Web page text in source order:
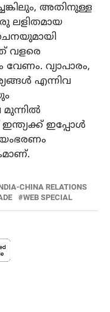
അതിനുള്ള
ലളിതമായ
വളരെ
വ്യാപാരം,
എന്നിവ
ഇപ്പോൾ
CHINA RELATIONS
WEB SPECIAL